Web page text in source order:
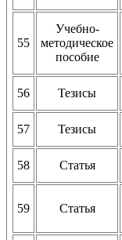
55
Учебно-
методическое
пособие
56 Тезисы
57 Тезисы
58 Статья
59 Статья